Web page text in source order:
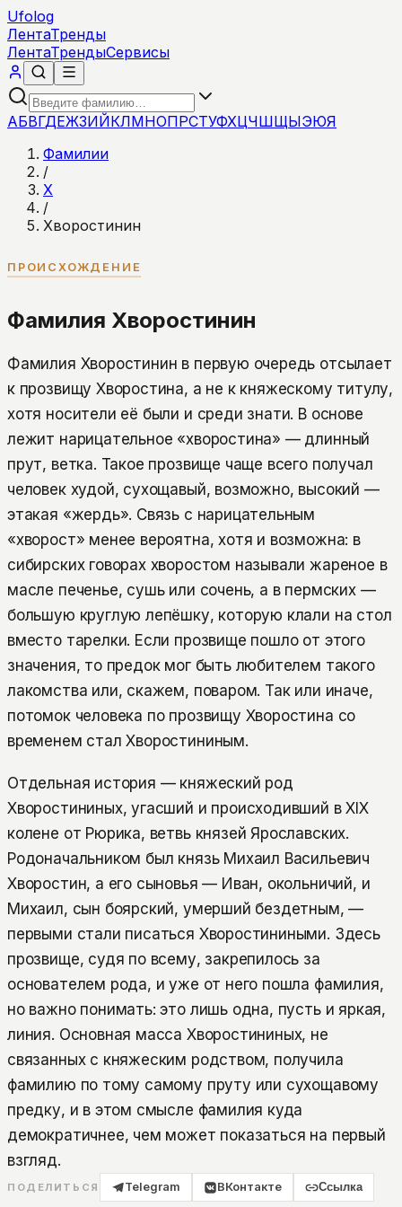
Ufolog
ЛентаТренды
ЛентаТрендыСервисы
АБВГДЕЖЗИЙКЛМНОПРСТУФХЦЧШЩЫЭЮЯ
Фамилии
/
Х
/
Хворостинин
ПРОИСХОЖДЕНИЕ
Фамилия Хворостинин
Фамилия Хворостинин в первую очередь отсылает
к прозвищу Хворостина, а не к княжескому титулу,
хотя носители её были и среди знати. В основе
лежит нарицательное «хворостина» — длинный
прут, ветка. Такое прозвище чаще всего получал
человек худой, сухощавый, возможно, высокий —
этакая «жердь». Связь с нарицательным
«хворост» менее вероятна, хотя и возможна: в
сибирских говорах хворостом называли жареное в
масле печенье, сушь или сочень, а в пермских —
большую круглую лепёшку, которую клали на стол
вместо тарелки. Если прозвище пошло от этого
значения, то предок мог быть любителем такого
лакомства или, скажем, поваром. Так или иначе,
потомок человека по прозвищу Хворостина со
временем стал Хворостининым.
Отдельная история — княжеский род
Хворостининых, угасший и происходивший в XIX
колене от Рюрика, ветвь князей Ярославских.
Родоначальником был князь Михаил Васильевич
Хворостин, а его сыновья — Иван, окольничий, и
Михаил, сын боярский, умерший бездетным, —
первыми стали писаться Хворостиниными. Здесь
прозвище, судя по всему, закрепилось за
основателем рода, и уже от него пошла фамилия,
но важно понимать: это лишь одна, пусть и яркая,
линия. Основная масса Хворостининых, не
связанных с княжеским родством, получила
фамилию по тому самому пруту или сухощавому
предку, и в этом смысле фамилия куда
демократичнее, чем может показаться на первый
взгляд.
ПОДЕЛИТЬСЯ Telegram ВКонтакте Ссылка